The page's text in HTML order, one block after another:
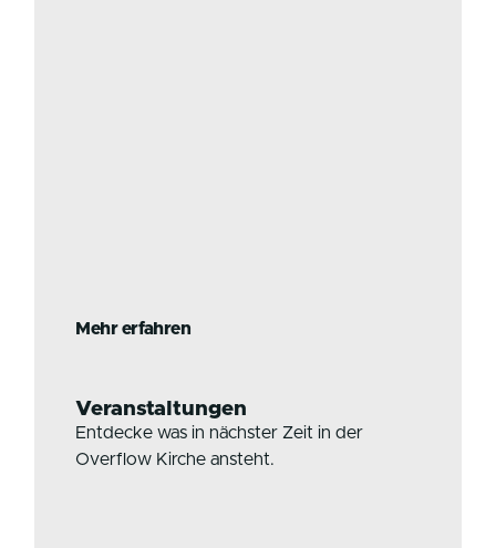
Mehr erfahren
Veranstaltungen
Entdecke was in nächster Zeit in der
Overflow Kirche ansteht.